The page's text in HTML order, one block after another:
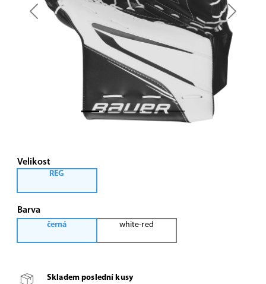
Previous Next
Velikost
REG
Barva
černá white-red
Skladem poslední kusy